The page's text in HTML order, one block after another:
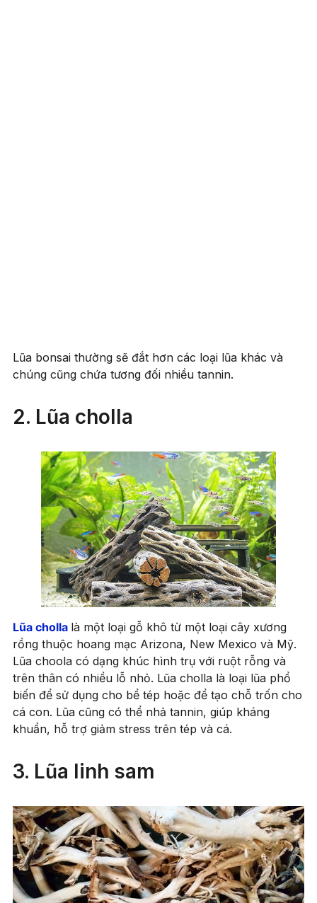
Lũa bonsai thường sẽ đắt hơn các loại lũa khác và
chúng cũng chứa tương đối nhiều tannin.
2. Lũa cholla
Lũa cholla là một loại gỗ khô từ một loại cây xương
rồng thuộc hoang mạc Arizona, New Mexico và Mỹ.
Lũa choola có dạng khúc hình trụ với ruột rỗng và
trên thân có nhiều lỗ nhỏ. Lũa cholla là loại lũa phổ
biến để sử dụng cho bể tép hoặc để tạo chỗ trốn cho
cá con. Lũa cũng có thể nhả tannin, giúp kháng
khuẩn, hỗ trợ giảm stress trên tép và cá.
3. Lũa linh sam